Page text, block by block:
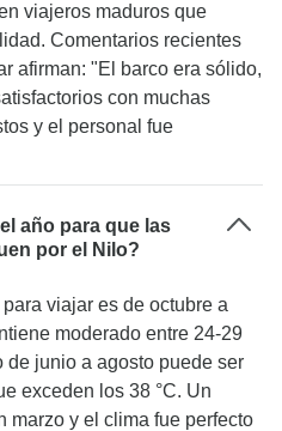
viajeros maduros que
Comentarios recientes
afirman: "El barco era sólido,
con muchas
y el personal fue
año para que las
por el Nilo?
viajar es de octubre a
moderado entre 24-29
de junio a agosto puede ser
exceden los 38 °C. Un
marzo y el clima fue perfecto